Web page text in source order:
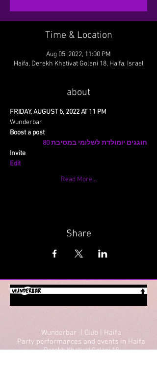
Time & Location
Aug 05, 2022, 11:00 PM
Haifa, Derekh Khativat Golani 18, Haifa, Israel
about
FRIDAY, AUGUST 5, 2022 AT 11 PM
Wunderbar
Boost a post
חוגגים יומולדת לשלומי במסיבת 80
Invite
Edit
Read More...
Share
Wunderbar | Club | Haifa
Party performances and events in Haifa
Derekh Khativat Golani 18